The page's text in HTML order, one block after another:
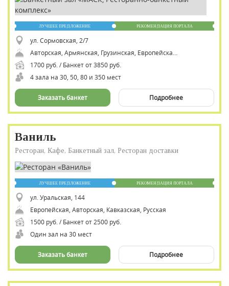
ЛУЧШЕЕ ПРЕДЛОЖЕНИЕ РЕКОМЕНДАЦИЯ ПОРТАЛА
ул. Сормовская, 2/7
1700 руб. / Банкет от 3850 руб.
4 зала на 30, 50, 80 и 350 мест
Подробнее
Заказать банкет
Ваниль
Ресторан, Кафе, Банкетный зал, Ресторан доставки
ЛУЧШЕЕ ПРЕДЛОЖЕНИЕ РЕКОМЕНДАЦИЯ ПОРТАЛА
ул. Уральская, 144
Европейская, Авторская, Кавказская, Русская
1500 руб. / Банкет от 2500 руб.
Один зал на 30 мест
Подробнее
Заказать банкет